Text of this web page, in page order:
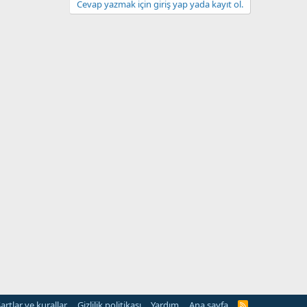
Cevap yazmak için giriş yap yada kayıt ol.
R